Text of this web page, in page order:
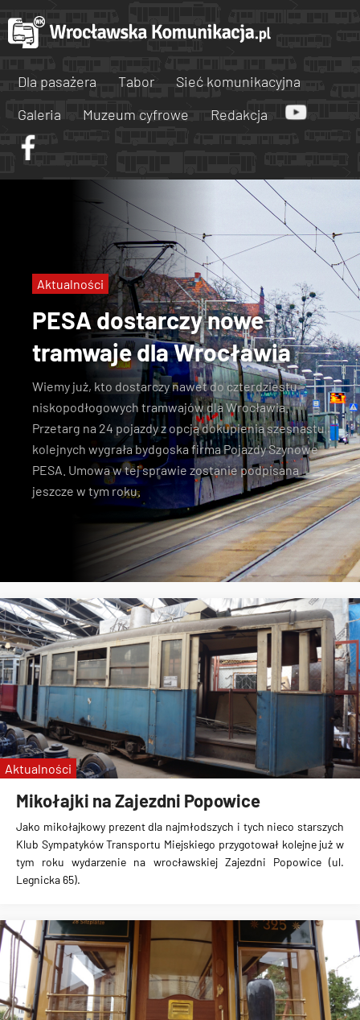
Dla pasażera Tabor
Sieć komunikacyjna
Galeria
Muzeum cyfrowe Redakcja
PESA dostarczy nowe
tramwaje dla Wrocławia
Wiemy już, kto dostarczy nawet do czterdziestu
niskopodłogowych tramwajów dla Wrocławia.
Przetarg na 24 pojazdy z opcją dokupienia szesnastu
kolejnych wygrała bydgoska firma Pojazdy Szynowe
PESA. Umowa w tej sprawie zostanie podpisana
jeszcze w tym roku.
Aktualności
Pesa
przetarg
nowe tramwaje
Mikołajki na Zajezdni Popowice
Jako mikołajkowy prezent dla najmłodszych i tych nieco starszych
Klub Sympatyków Transportu Miejskiego przygotował kolejne już w
tym roku wydarzenie na wrocławskiej Zajezdni Popowice (ul.
Legnicka 65).
Aktualności